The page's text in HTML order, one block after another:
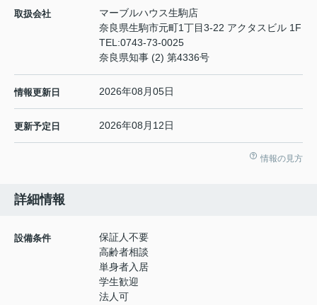
取扱会社
マーブルハウス生駒店
奈良県生駒市元町1丁目3-22 アクタスビル 1F
TEL:0743-73-0025
奈良県知事 (2) 第4336号
情報更新日 2026年08月05日
更新予定日 2026年08月12日
情報の見方
詳細情報
設備条件
保証人不要
高齢者相談
単身者入居
学生歓迎
法人可